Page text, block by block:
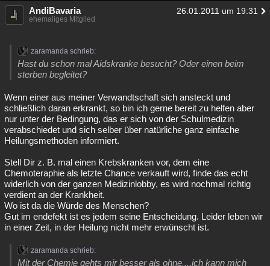
AndiBavaria 26.01.2011 um 19:31
ehemaliges Mitglied
zaramanda schrieb:
Hast du schon mal Aidskranke besucht? Oder einen beim
sterben begleitet?
Wenn einer aus meiner Verwandtschaft sich ansteckt und
schließlich daran erkrankt, so bin ich gerne bereit zu helfen aber
nur unter der Bedingung, das er sich von der Schulmedizin
verabschiedet und sich selber über natürliche ganz einfache
Heilungsmethoden informiert.
Stell Dir z. B. mal einen Krebskranken vor, dem eine
Chemoteraphie als letzte Chance verkauft wird, finde das echt
widerlich von der ganzen Medizinlobby, es wird nochmal richtig
verdient an der Krankheit.
Wo ist da die Würde des Menschen?
Gut im endefekt ist es jedem seine Entscheidung. Leider leben wir
in einer Zeit, in der Heilung nicht mehr erwünscht ist.
zaramanda schrieb:
Mit der Chemie gehts mir besser als ohne....ich kann mich